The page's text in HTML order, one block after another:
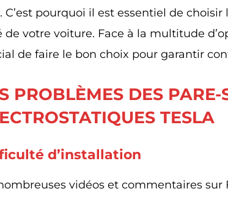
C’est pourquoi il est essentiel de
de votre voiture. Face à la multitude
de faire le bon choix pour garantir
PROBLÈMES DES PARE-
TESLA
d’installation
vidéos et commentaires